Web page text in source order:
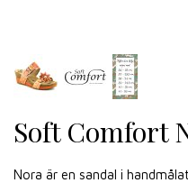
Soft Comfort
Nora är en sandal i